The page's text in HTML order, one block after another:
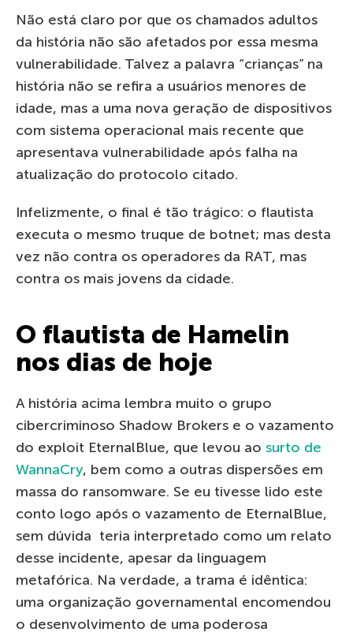
Não está claro por que os chamados adultos
da história não são afetados por essa mesma
vulnerabilidade. Talvez a palavra “crianças” na
história não se refira a usuários menores de
idade, mas a uma nova geração de dispositivos
com sistema operacional mais recente que
apresentava vulnerabilidade após falha na
atualização do protocolo citado.
Infelizmente, o final é tão trágico: o flautista
executa o mesmo truque de botnet; mas desta
vez não contra os operadores da RAT, mas
contra os mais jovens da cidade.
O flautista de Hamelin
nos dias de hoje
A história acima lembra muito o grupo
cibercriminoso Shadow Brokers e o vazamento
do exploit EternalBlue, que levou ao surto de
WannaCry, bem como a outras dispersões em
massa do ransomware. Se eu tivesse lido este
conto logo após o vazamento de EternalBlue,
sem dúvida teria interpretado como um relato
desse incidente, apesar da linguagem
metafórica. Na verdade, a trama é idêntica:
uma organização governamental encomendou
o desenvolvimento de uma poderosa